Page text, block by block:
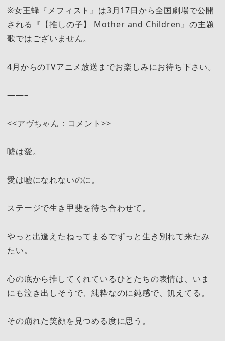
※女王蜂『メフィスト』は3月17日から全国劇場で公開
される『【推しの子】 Mother and Children』の主題
歌ではございません。
4月からのTVアニメ放送までお楽しみにお待ち下さい。
——–
<<アヴちゃん：コメント>>
嘘は愛。
愛は嘘になれないのに。
ステージで生き甲斐を待ち合わせて。
やっと出逢えたねってまるでずっと生き別れて来たみ
たい。
心の底から推してくれているひとたちの表情は、いま
にも泣き出しそうで、純粋なのに鈍感で、飢えてる。
その崩れた笑顔を見つめる度に思う。